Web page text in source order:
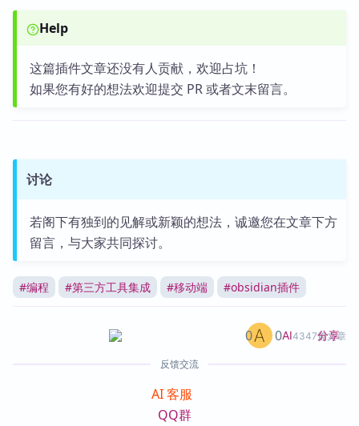
Help
这篇插件文章还没有人贡献，欢迎占坑！
如果您有好的想法欢迎提交 PR 或者文末留言。
讨论
若阁下有独到的见解或新颖的想法，诚邀您在文章下方
留言，与大家共同探讨。
#编程 #第三方工具集成 #移动端 #obsidian插件
AI4347篇文章
0 0 分享
反馈交流
AI 客服
QQ群